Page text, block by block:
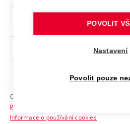
Ochrana osobních údajů
odkaz)
Sociální bezpečí
HR Award
Copyright © 2026 VUT
Prohlášení o přístupnosti
Informace o používání cookies
POVOLIT
Nastavení
Povolit pouze